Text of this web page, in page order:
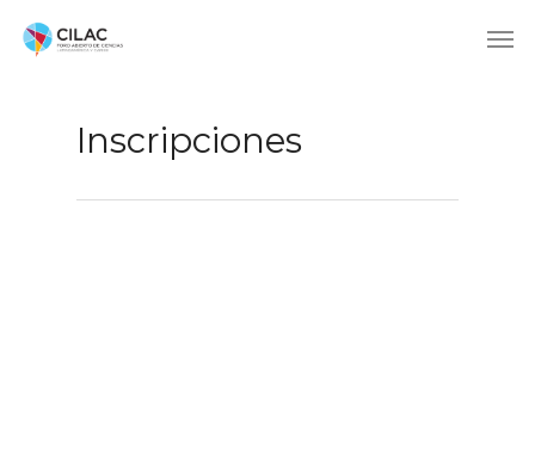
Inscripciones